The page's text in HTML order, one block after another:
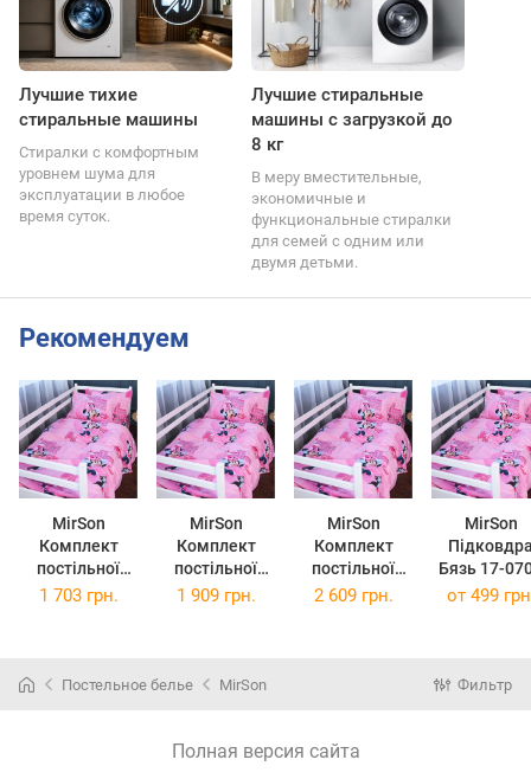
Лучшие тихие
стиральные машины
Стиралки с комфортным
уровнем шума для
эксплуатации в любое
время суток.
Лучшие стиральные
машины с загрузкой до
8 кг
В меру вместительные,
экономичные и
функциональные стиралки
для семей с одним или
двумя детьми.
Рекомендуем
MirSon
Комплект
постільної
білизни
Minnie Бязь
MirSon
Комплект
постільної
білизни Євро
MirSon
Комплект
постільної
білизни
MirSon
Бязь 17-
Hello
1 703 грн. 1 909 грн. 2 609 грн. от 499
Постельное белье MirSon Фильтр
Полная версия сайта